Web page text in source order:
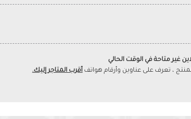
غير متاحة في الوقت الحالي
، تعرف على عناوين وأرقام هواتفأقرب المتاجر إليك.